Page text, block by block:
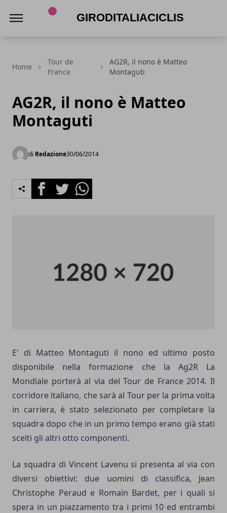
Home
Tour de
France
AG2R, il nono è Matteo
Montaguti
AG2R, il nono è Matteo
Montaguti
di Redazione30/06/2014
FacebookTwitterWhatsapp
E' di Matteo Montaguti il nono ed ultimo posto
disponibile nella formazione che la Ag2R La
Mondiale porterà al via del Tour de France 2014. Il
corridore italiano, che sarà al Tour per la prima volta
in carriera, è stato selezionato per completare la
squadra dopo che in un primo tempo erano già stati
scelti gli altri otto componenti.
La squadra di Vincent Lavenu si presenta al via con
diversi obiettivi: due uomini di classifica, Jean
Christophe Peraud e Romain Bardet, per i quali si
spera in un piazzamento tra i primi 10 ed entrambi